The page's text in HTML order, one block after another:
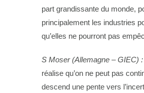
part grandissante du monde,
principalement les industries
qu’elles ne pourront pas
S Moser (Allemagne – GIEC) :
réalise qu’on ne peut pas
descend une pente vers